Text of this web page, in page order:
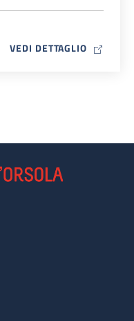
VEDI DETTAGLIO MAP ICON